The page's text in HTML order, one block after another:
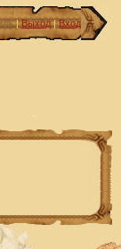
|Выход|Вход